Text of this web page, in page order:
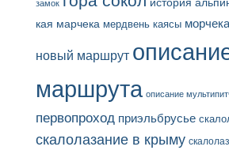
замок история
кая марчека мердвень каясы морчека
новый маршрут
маршрута описание
первопроход приэльбрусье
скалолазание в крыму